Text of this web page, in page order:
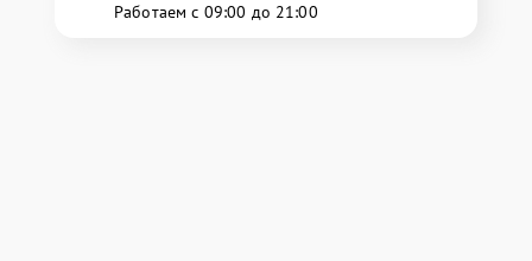
Работаем с 09:00 до 21:00